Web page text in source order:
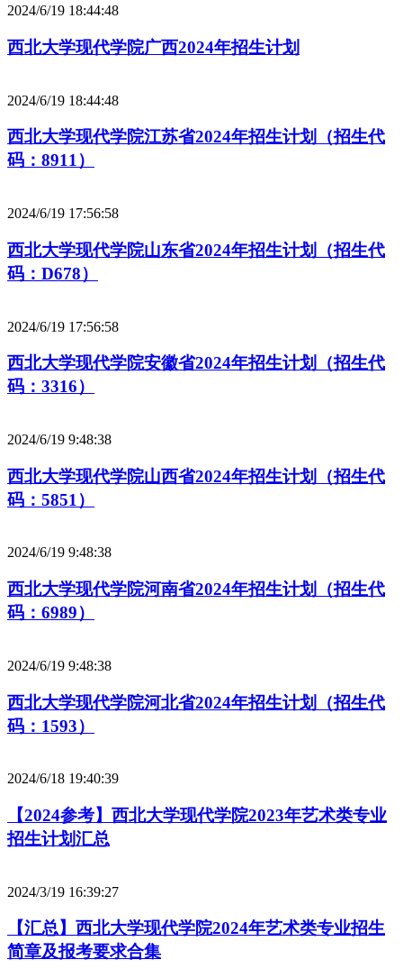
2024/6/19 18:44:48
西北大学现代学院广西2024年招生计划
2024/6/19 18:44:48
西北大学现代学院江苏省2024年招生计划（招生代
码：8911）
2024/6/19 17:56:58
西北大学现代学院山东省2024年招生计划（招生代
码：D678）
2024/6/19 17:56:58
西北大学现代学院安徽省2024年招生计划（招生代
码：3316）
2024/6/19 9:48:38
西北大学现代学院山西省2024年招生计划（招生代
码：5851）
2024/6/19 9:48:38
西北大学现代学院河南省2024年招生计划（招生代
码：6989）
2024/6/19 9:48:38
西北大学现代学院河北省2024年招生计划（招生代
码：1593）
2024/6/18 19:40:39
【2024参考】西北大学现代学院2023年艺术类专业
招生计划汇总
2024/3/19 16:39:27
【汇总】西北大学现代学院2024年艺术类专业招生
简章及报考要求合集